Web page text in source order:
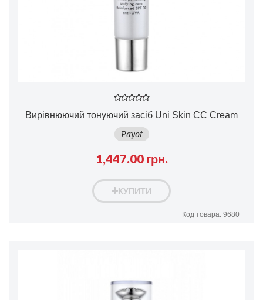
Вирівнюючий тонуючий засіб Uni Skin CC Cream
Payot
1,447.00 грн.
КУПИТИ
Код товара: 9680